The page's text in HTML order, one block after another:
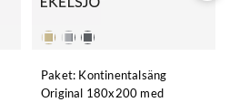
Paket: Kontinentalsäng
Original 180x200 med